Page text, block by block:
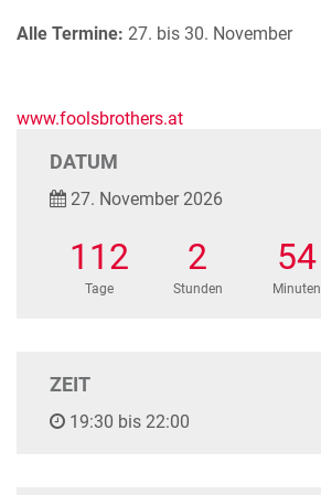
Alle Termine: 27. bis 30. November
www.foolsbrothers.at
DATUM
27. November 2026
112
Tage
2
Stunden
54
Minuten
ZEIT
19:30 bis 22:00